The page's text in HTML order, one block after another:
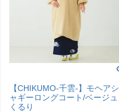
【CHIKUMO-千雲-】モヘアシ
ャギーロングコート/ベージュ
くるり